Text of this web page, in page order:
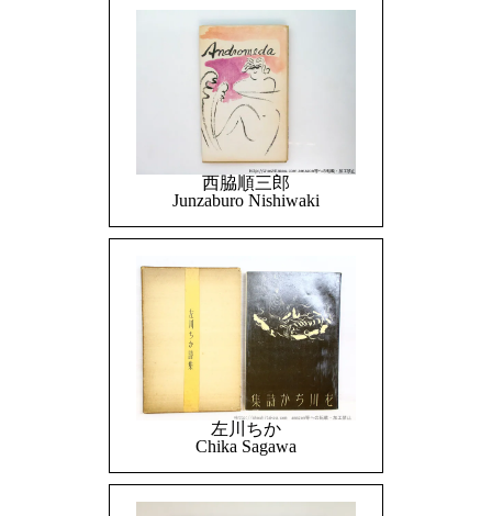
西脇順三郎
Junzaburo Nishiwaki
左川ちか
Chika Sagawa